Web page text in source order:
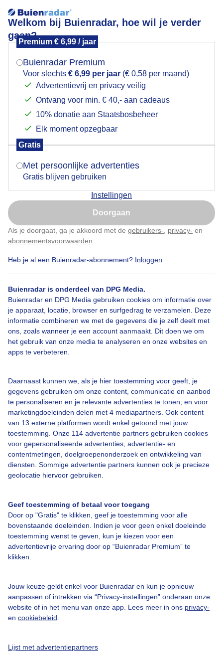
Welkom bij Buienradar, hoe wil je verder
gaan?
Premium € 6,99 / jaar
Buienradar Premium
Voor slechts € 6,99 per jaar (€ 0,58 per maand)
Advertentievrij en privacy veilig
Ontvang voor min. € 40,- aan cadeaus
10% donatie aan Staatsbosbeheer
Elk moment opzegbaar
Gratis
Met persoonlijke advertenties
Gratis blijven gebruiken
Instellingen
Doorgaan
Als je doorgaat, ga je akkoord met de gebruikers- privacy- en
abonnementsvoorwaarden
Heb je al een Buienradar-abonnement? Inloggen
Buienradar is onderdeel van DPG Media.
Buienradar en DPG Media gebruiken cookies om informatie over
je apparaat, locatie, browser en surfgedrag te verzamelen. Deze
informatie combineren we met de gegevens die je zelf deelt met
ons, zoals wanneer je een account aanmaakt. Dit doen we om
het gebruik van onze media te analyseren en onze websites en
apps te verbeteren.
Daarnaast kunnen we, als je hier toestemming voor geeft, je
gegevens gebruiken om onze content, communicatie en aanbod
te personaliseren en je relevante advertenties te tonen, en voor
marketingdoeleinden delen met 4 mediapartners. Ook content
van 13 externe platformen wordt enkel getoond met jouw
toestemming. Onze 114 advertentie partners gebruiken cookies
voor gepersonaliseerde advertenties, advertentie- en
contentmetingen, doelgroepenonderzoek en ontwikkeling van
diensten. Sommige advertentie partners kunnen ook je precieze
geolocatie hiervoor gebruiken.
Geef toestemming of betaal voor toegang
Door op "Gratis" te klikken, geef je toestemming voor alle
bovenstaande doeleinden. Indien je voor geen enkel doeleinde
toestemming wenst te geven, kun je kiezen voor een
advertentievrije ervaring door op “Buienradar Premium” te
klikken.
Jouw keuze geldt enkel voor Buienradar en kun je opnieuw
aanpassen of intrekken via “Privacy-instellingen” onderaan onze
website of in het menu van onze app. Lees meer in ons privacy-
en cookiebeleid
Lijst met advertentiepartners
Alpen: onweer
Door: Hans ter Braak Gemaakt: 31-05-2026, 58x bekeken
Een moment geduld aub...
Over Buienradar
Bedrijfsgegevens
Veelgestelde vragen
Contact
Gebruikersvoorwaarden
Adverteren
Buienradar Team
Privacy beleid
Privacy instellingen
Gratis weerdata
Buienradar
Mogen we je locatie gebruiken voor het
Indien je hier nog geen akkoord op hebt gegeven,
verschijnt er zo een pop-up uit je browser waarin
Is goed, toon de popup
Nu niet, misschien later
Klik hierom dit aan te passen